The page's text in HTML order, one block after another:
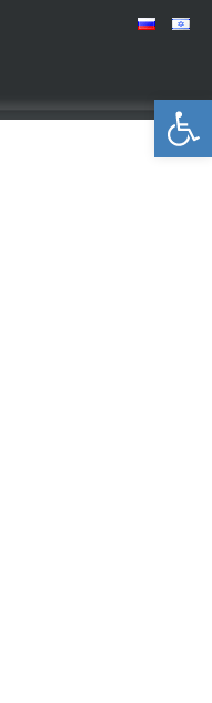
Открыть панель инструментов